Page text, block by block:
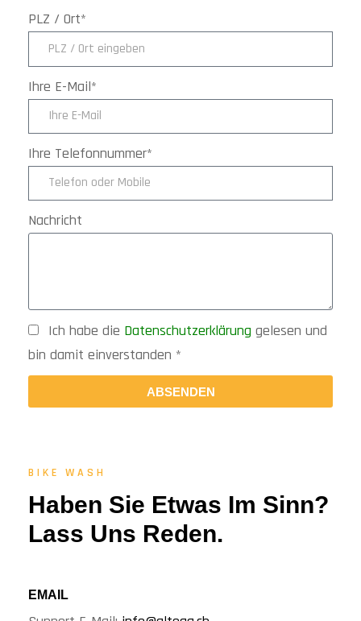
PLZ / Ort*
Ihre E-Mail*
Ihre Telefonnummer*
Nachricht
Ich habe die Datenschutzerklärung gelesen und
bin damit einverstanden *
ABSENDEN
BIKE WASH
Haben Sie Etwas Im Sinn?
Lass Uns Reden.
EMAIL